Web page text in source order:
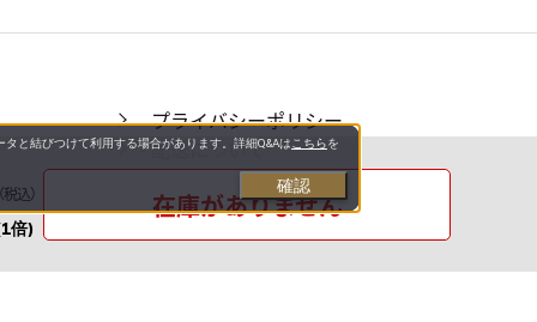
込）
倍)
在庫がありません
- プライバシーポリシー
- 配送について
- のし・ラッピングについて
- お問い合わせ先
と結びつけて利用する場合があります。詳細Q&Aは こちらを
確認